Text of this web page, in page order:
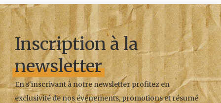
Inscription à la
newsletter
En s'inscrivant à notre newsletter profitez en
exclusivité de nos événements, promotions et résumé